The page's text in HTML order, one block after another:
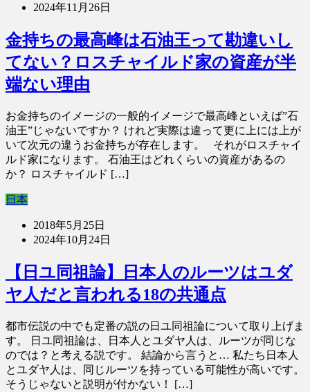
2024年11月26日
金持ちの最高峰は石油王って勘違いし
てない？ロスチャイルド家の資産が半
端ない理由
お金持ちのイメージの一般的イメージで最高峰といえば”石
油王”じゃないですか？ けれど実際は違って更に上には上が
いて次元の違うお金持ちが存在します。 それがロスチャイ
ルド家になります。 石油王はどれくらいの資産があるの
か？ ロスチャイルド […]
日本
2018年5月25日
2024年10月24日
【日ユ同祖論】日本人のルーツはユダ
ヤ人だと言われる18の共通点
都市伝説の中でも定番の説の日ユ同祖論について取り上げま
す。 日ユ同祖論は、日本人とユダヤ人は、ルーツが同じな
のでは？と考える説です。 結論から言うと… 私たち日本人
とユダヤ人は、同じルーツを持っている可能性が高いです。
そうじゃないと説明が付かない！ […]